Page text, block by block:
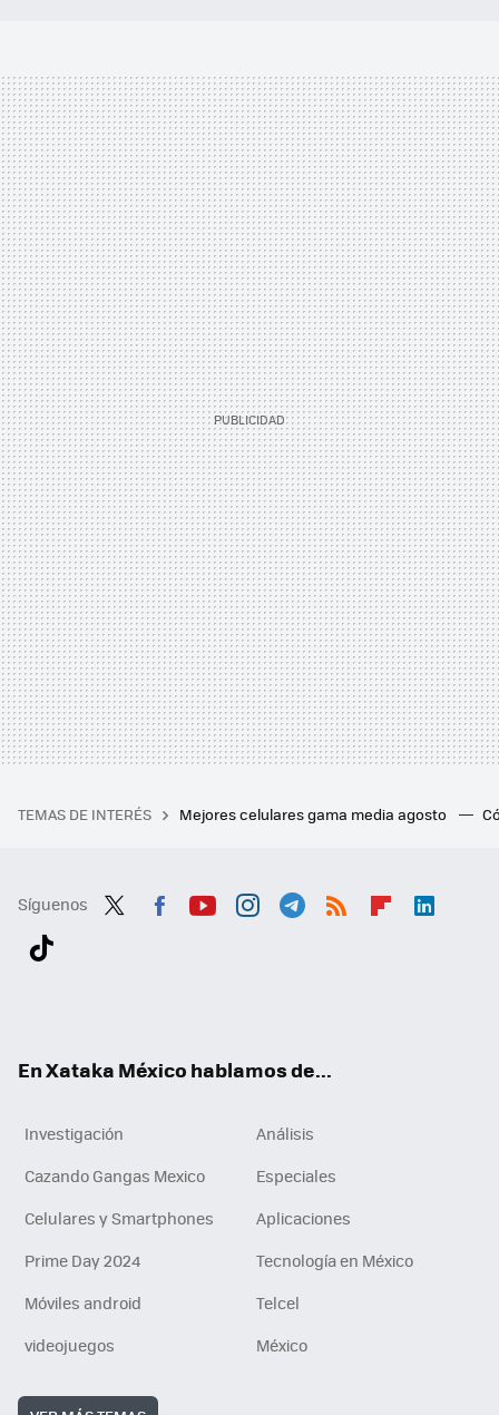
TEMAS DE INTERÉS Mejores celulares gama media agosto
Síguenos
En Xataka México hablamos de...
Investigación
Análisis
Cazando Gangas Mexico
Especiales
Celulares y Smartphones
Aplicaciones
Prime Day 2024
Tecnología en México
Móviles android
Telcel
videojuegos
México